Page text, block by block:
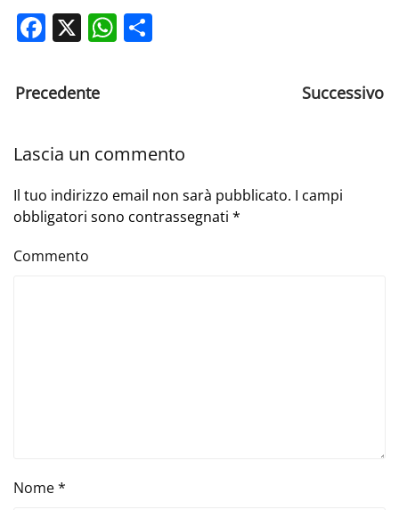
Facebook
X WhatsApp
Precedente Successivo
Lascia un commento
Il tuo indirizzo email non sarà pubblicato. I campi
obbligatori sono contrassegnati *
Commento
Nome*